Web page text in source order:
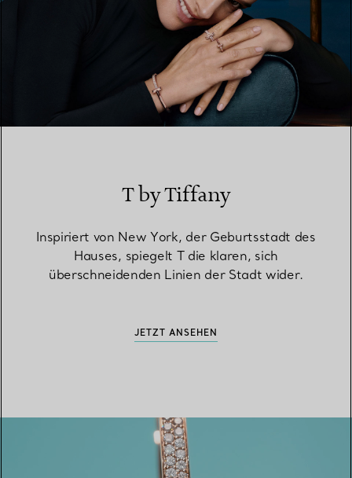
T by Tiffany
Inspiriert von New York, der Geburtsstadt des
Hauses, spiegelt T die klaren, sich
überschneidenden Linien der Stadt wider.
JETZT ANSEHEN